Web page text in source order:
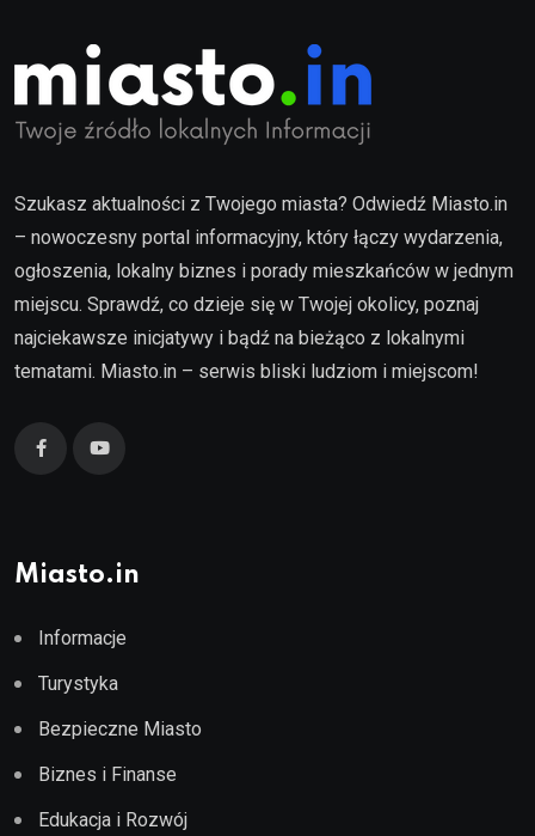
Szukasz aktualności z Twojego miasta? Odwiedź Miasto.in
– nowoczesny portal informacyjny, który łączy wydarzenia,
ogłoszenia, lokalny biznes i porady mieszkańców w jednym
miejscu. Sprawdź, co dzieje się w Twojej okolicy, poznaj
najciekawsze inicjatywy i bądź na bieżąco z lokalnymi
tematami. Miasto.in – serwis bliski ludziom i miejscom!
Miasto.in
Informacje
Turystyka
Bezpieczne Miasto
Biznes i Finanse
Edukacja i Rozwój